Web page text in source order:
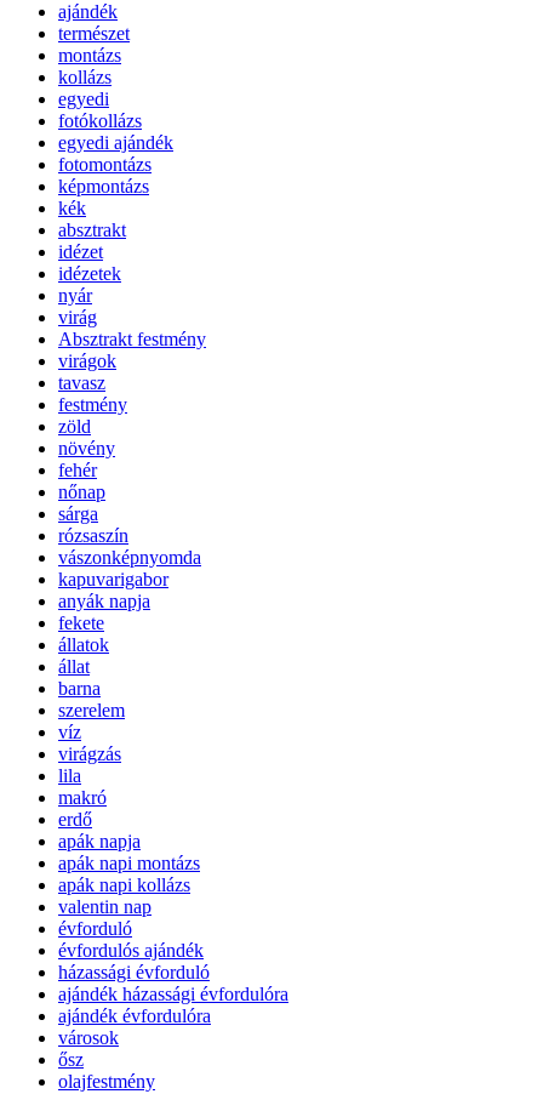
ajándék
természet
montázs
kollázs
egyedi
fotókollázs
egyedi ajándék
fotomontázs
képmontázs
kék
absztrakt
idézet
idézetek
nyár
virág
Absztrakt festmény
virágok
tavasz
festmény
zöld
növény
fehér
nőnap
sárga
rózsaszín
vászonképnyomda
kapuvarigabor
anyák napja
fekete
állatok
állat
barna
szerelem
víz
virágzás
lila
makró
erdő
apák napja
apák napi montázs
apák napi kollázs
valentin nap
évforduló
évfordulós ajándék
házassági évforduló
ajándék házassági évfordulóra
ajándék évfordulóra
városok
ősz
olajfestmény